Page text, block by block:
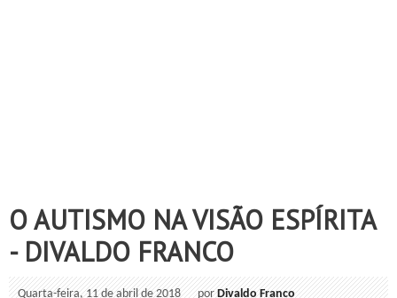
O AUTISMO NA VISÃO ESPÍRITA
- DIVALDO FRANCO
Quarta-feira, 11 de abril de 2018 porDivaldo Franco